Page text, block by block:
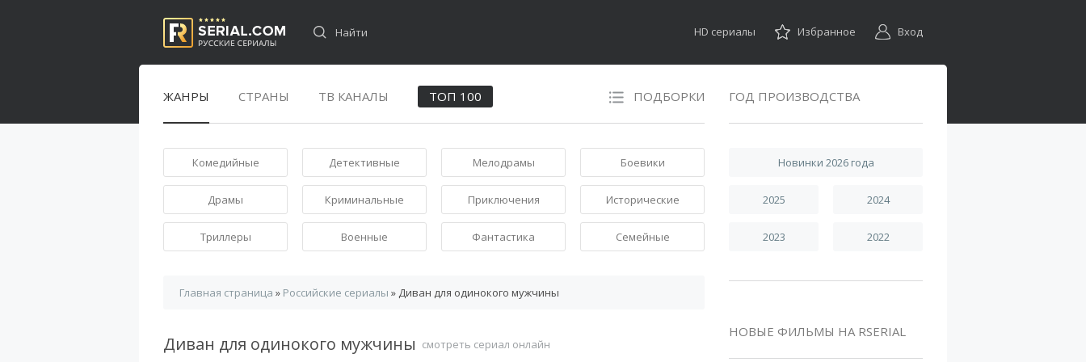
HD сериалы Избранное Вход
ЖАНРЫ СТРАНЫ ТВ КАНАЛЫ ПОДБОРКИ
ТОП 100
Комедийные Детективные Мелодрамы Боевики
Драмы Криминальные Приключения Исторические
Триллеры Военные Фантастика Семейные
Главная страница » Российские сериалы » Диван для одинокого мужчины
Диван для одинокого мужчины смотреть сериал онлайн
ГОД ПРОИЗВОДСТВА
Новинки 2026 года
2025 2024
2023 2022
НОВЫЕ ФИЛЬМЫ НА RSERIAL